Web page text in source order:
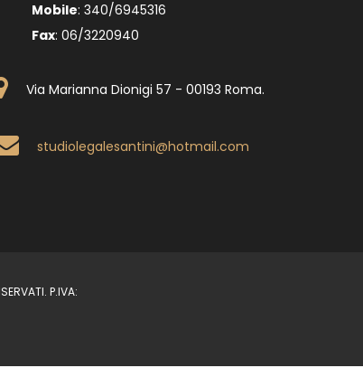
Mobile: 340/6945316
Fax: 06/3220940
Via Marianna Dionigi 57 - 00193 Roma.
studiolegalesantini@hotmail.com
P.IVA: